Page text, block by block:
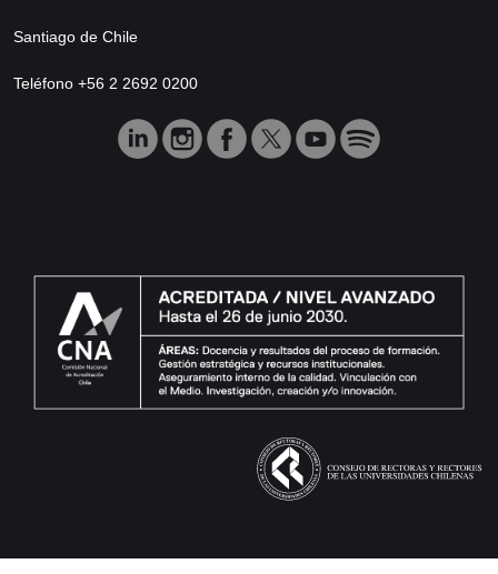
Santiago de Chile
Teléfono +56 2 2692 0200